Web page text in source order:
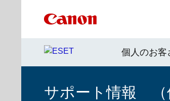
個人のお客
サポート情報 （